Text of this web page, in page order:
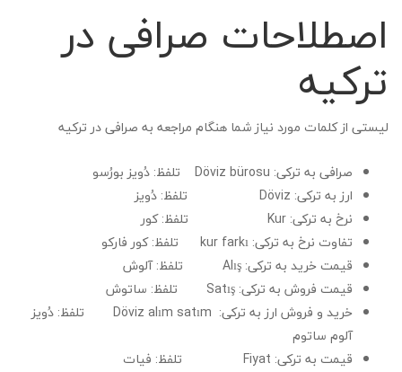
اصطلاحات صرافی در
ترکیه
لیستی از کلمات مورد نیاز شما هنگام مراجعه به صرافی در ترکیه
صرافی به ترکی: Döviz bürosu تلفظ: دُویز بورُسو
ارز به ترکی: Döviz تلفظ: دُویز
نرخ به ترکی: Kur تلفظ: کور
تفاوت نرخ به ترکی: kur farkı تلفظ: کور فارکو
قیمت خرید به ترکی: Alış تلفظ: آلوش
قیمت فروش به ترکی: Satış تلفظ: ساتوش
خرید و فروش ارز به ترکی: Döviz alım satım تلفظ: دُویز
آلوم ساتوم
قیمت به ترکی: Fiyat تلفظ: فیات